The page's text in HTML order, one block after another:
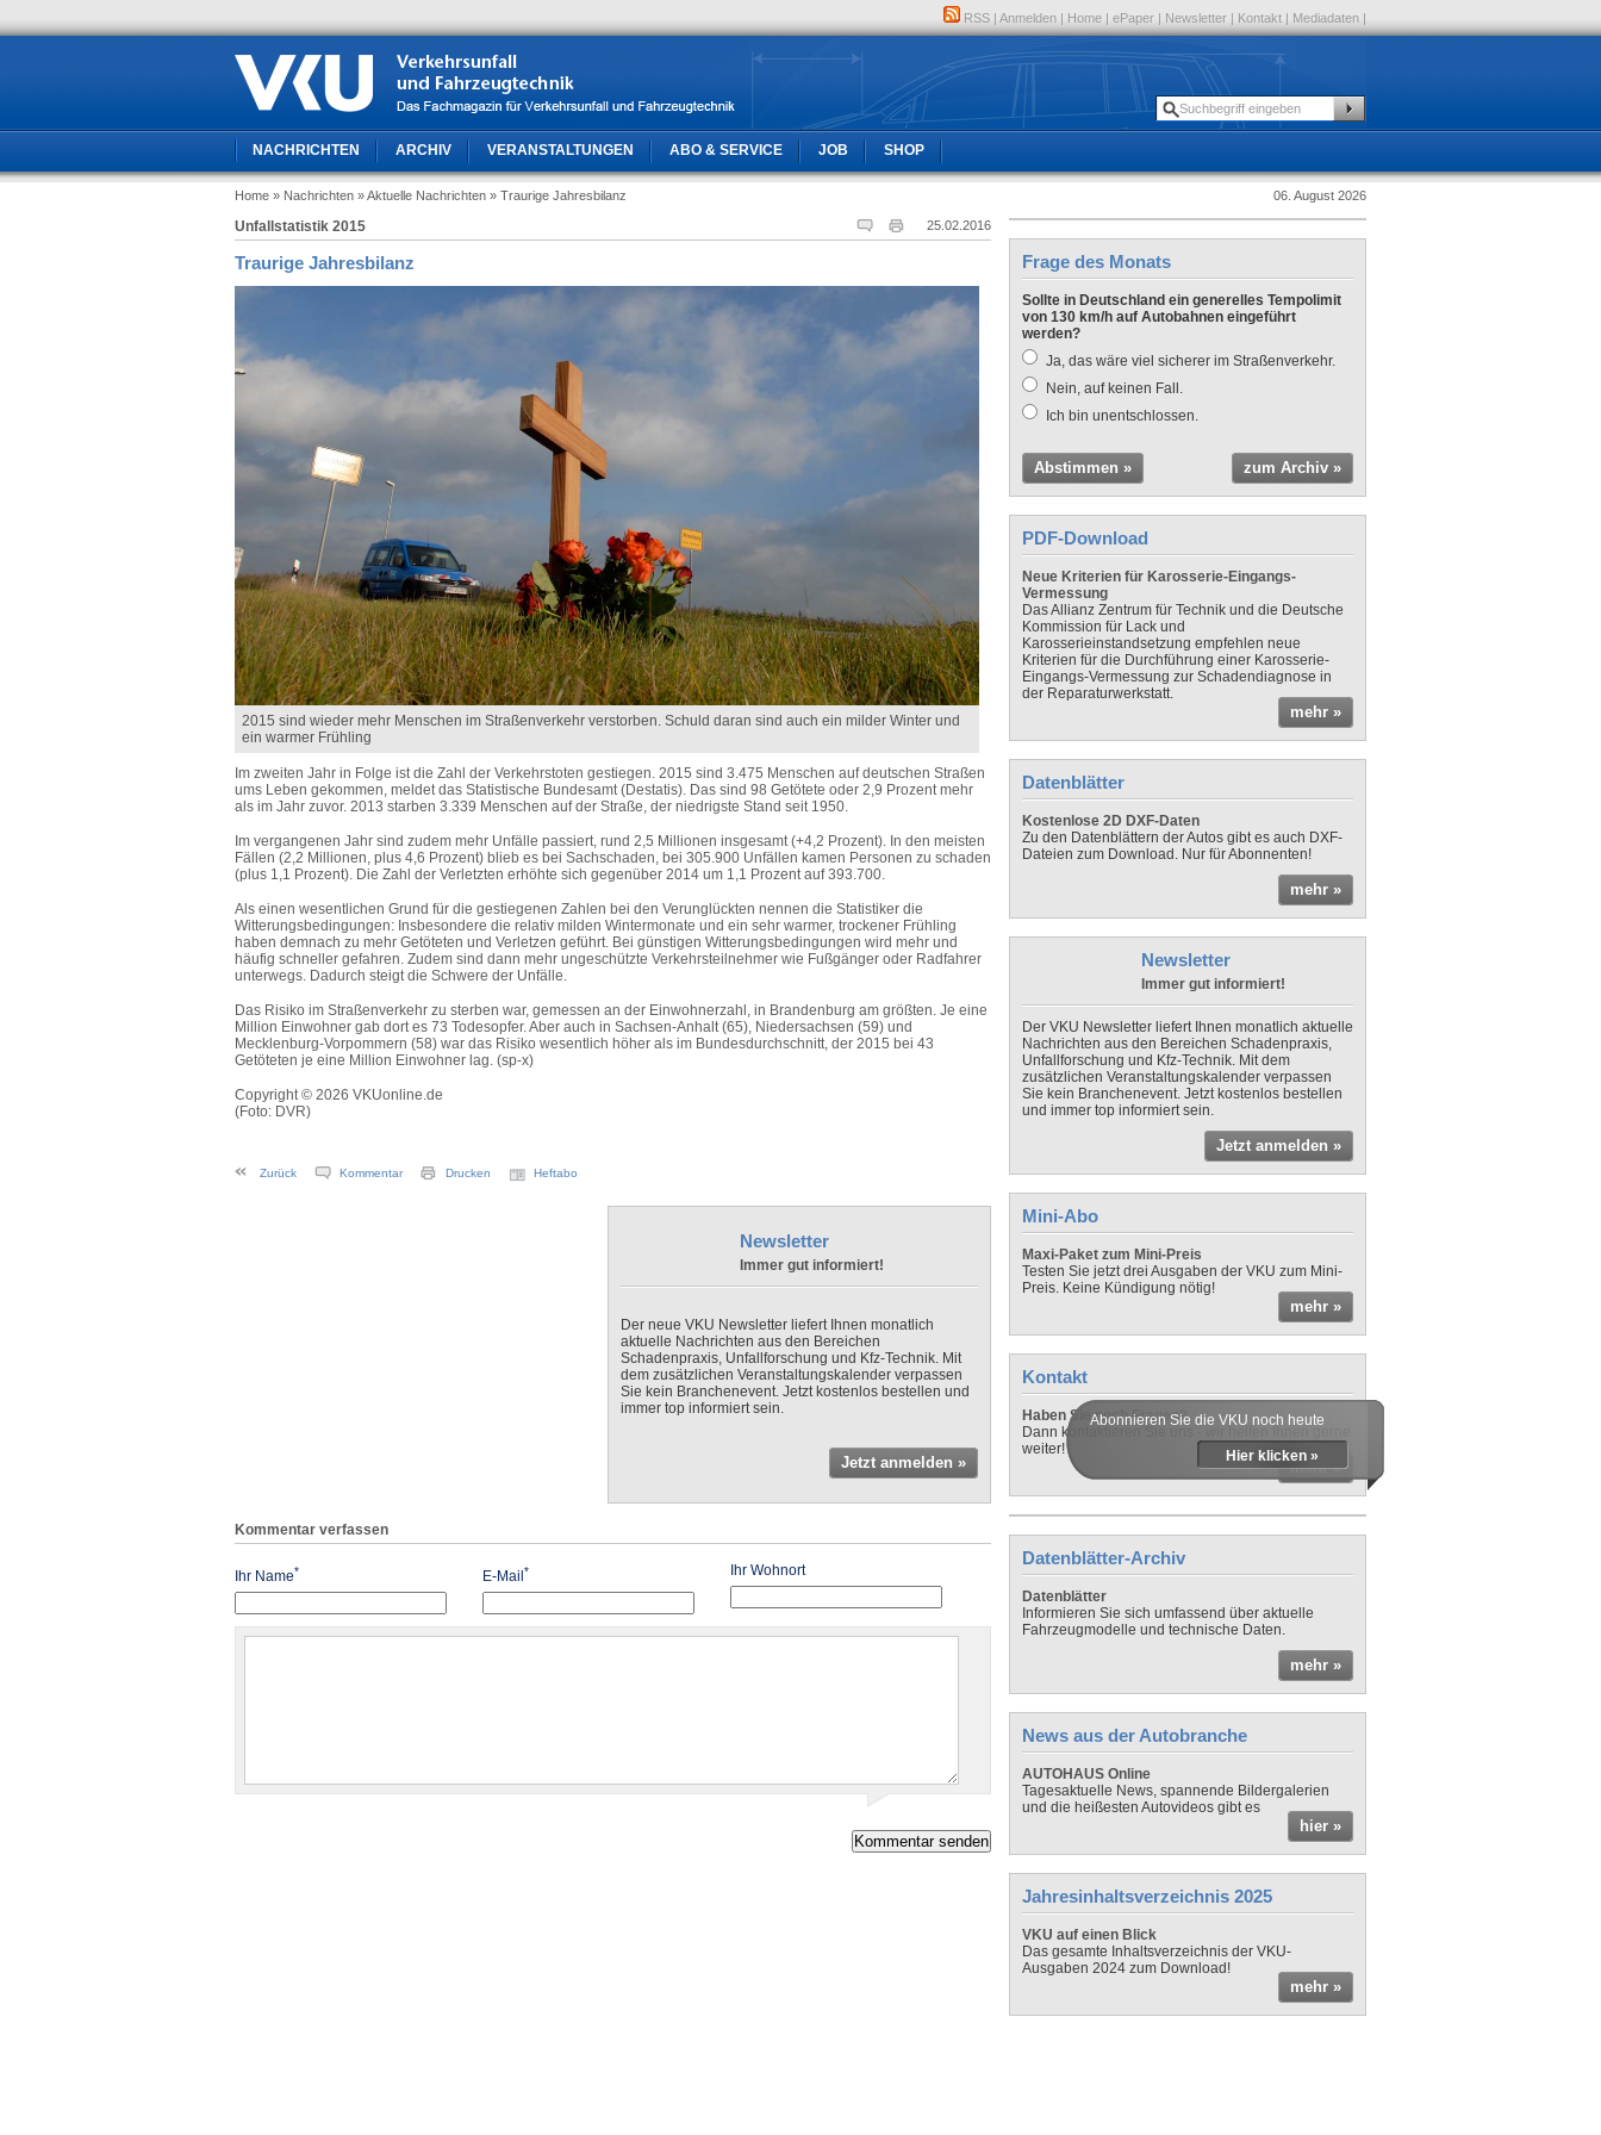
RSS | Anmelden | Home | ePaper | Newsletter | Kontakt | Mediadaten |
NACHRICHTEN ARCHIV VERANSTALTUNGEN ABO & SERVICE JOB SHOP
Home » Nachrichten » Aktuelle Nachrichten » Traurige Jahresbilanz 06. August 2026
25.02.2016
Unfallstatistik 2015
Traurige Jahresbilanz
2015 sind wieder mehr Menschen im Straßenverkehr verstorben. Schuld daran sind auch ein milder Winter und
ein warmer Frühling
Im zweiten Jahr in Folge ist die Zahl der Verkehrstoten gestiegen. 2015 sind 3.475 Menschen auf deutschen Straßen
ums Leben gekommen, meldet das Statistische Bundesamt (Destatis). Das sind 98 Getötete oder 2,9 Prozent mehr
als im Jahr zuvor. 2013 starben 3.339 Menschen auf der Straße, der niedrigste Stand seit 1950.
Im vergangenen Jahr sind zudem mehr Unfälle passiert, rund 2,5 Millionen insgesamt (+4,2 Prozent). In den meisten
Fällen (2,2 Millionen, plus 4,6 Prozent) blieb es bei Sachschaden, bei 305.900 Unfällen kamen Personen zu schaden
(plus 1,1 Prozent). Die Zahl der Verletzten erhöhte sich gegenüber 2014 um 1,1 Prozent auf 393.700.
Als einen wesentlichen Grund für die gestiegenen Zahlen bei den Verunglückten nennen die Statistiker die
Witterungsbedingungen: Insbesondere die relativ milden Wintermonate und ein sehr warmer, trockener Frühling
haben demnach zu mehr Getöteten und Verletzen geführt. Bei günstigen Witterungsbedingungen wird mehr und
häufig schneller gefahren. Zudem sind dann mehr ungeschützte Verkehrsteilnehmer wie Fußgänger oder Radfahrer
unterwegs. Dadurch steigt die Schwere der Unfälle.
Das Risiko im Straßenverkehr zu sterben war, gemessen an der Einwohnerzahl, in Brandenburg am größten. Je eine
Million Einwohner gab dort es 73 Todesopfer. Aber auch in Sachsen-Anhalt (65), Niedersachsen (59) und
Mecklenburg-Vorpommern (58) war das Risiko wesentlich höher als im Bundesdurchschnitt, der 2015 bei 43
Getöteten je eine Million Einwohner lag. (sp-x)
Copyright © 2026 VKUonline.de
(Foto: DVR)
Zurück Kommentar Drucken Heftabo
Newsletter
Immer gut informiert!
Der neue VKU Newsletter liefert Ihnen monatlich
aktuelle Nachrichten aus den Bereichen
Schadenpraxis, Unfallforschung und Kfz-Technik. Mit
dem zusätzlichen Veranstaltungskalender verpassen
Sie kein Branchenevent. Jetzt kostenlos bestellen und
immer top informiert sein.
Jetzt anmelden »
Kommentar verfassen
Ihr Name* E-Mail* Ihr Wohnort
Frage des Monats
Sollte in Deutschland ein generelles Tempolimit
von 130 km/h auf Autobahnen eingeführt
werden?
Ja, das wäre viel sicherer im Straßenverkehr.
Nein, auf keinen Fall.
Ich bin unentschlossen.
Abstimmen » zum Archiv »
PDF-Download
Neue Kriterien für Karosserie-Eingangs-
Vermessung
Das Allianz Zentrum für Technik und die Deutsche
Kommission für Lack und
Karosserieinstandsetzung empfehlen neue
Kriterien für die Durchführung einer Karosserie-
Eingangs-Vermessung zur Schadendiagnose in
der Reparaturwerkstatt.
mehr »
Datenblätter
Kostenlose 2D DXF-Daten
Zu den Datenblättern der Autos gibt es auch DXF-
Dateien zum Download. Nur für Abonnenten!
mehr »
Newsletter
Immer gut informiert!
Der VKU Newsletter liefert Ihnen monatlich aktuelle
Nachrichten aus den Bereichen Schadenpraxis,
Unfallforschung und Kfz-Technik. Mit dem
zusätzlichen Veranstaltungskalender verpassen
Sie kein Branchenevent. Jetzt kostenlos bestellen
und immer top informiert sein.
Jetzt anmelden »
Mini-Abo
Maxi-Paket zum Mini-Preis
Testen Sie jetzt drei Ausgaben der VKU zum Mini-
Preis. Keine Kündigung nötig!
mehr »
Kontakt
Haben Sie noch Fragen?
Dann kontaktieren Sie uns - wir helfen Ihnen gerne
weiter!
mehr »
Abonnieren Sie die VKU noch heute
Hier klicken »
Datenblätter-Archiv
Datenblätter
Informieren Sie sich umfassend über aktuelle
Fahrzeugmodelle und technische Daten.
mehr »
News aus der Autobranche
AUTOHAUS Online
Tagesaktuelle News, spannende Bildergalerien
und die heißesten Autovideos gibt es
hier »
Jahresinhaltsverzeichnis 2025
VKU auf einen Blick
Das gesamte Inhaltsverzeichnis der VKU-
Ausgaben 2024 zum Download!
mehr »